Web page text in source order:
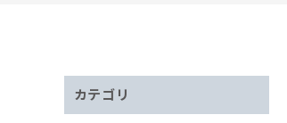
カテゴリ